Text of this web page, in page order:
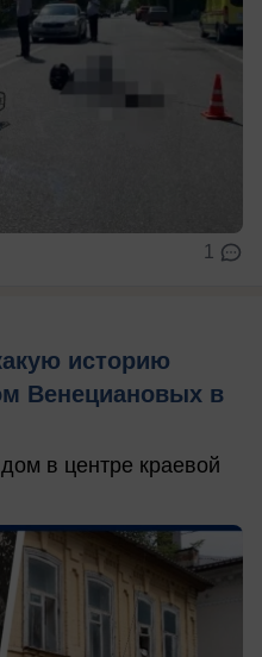
1
историю
Венециановых в
в центре краевой